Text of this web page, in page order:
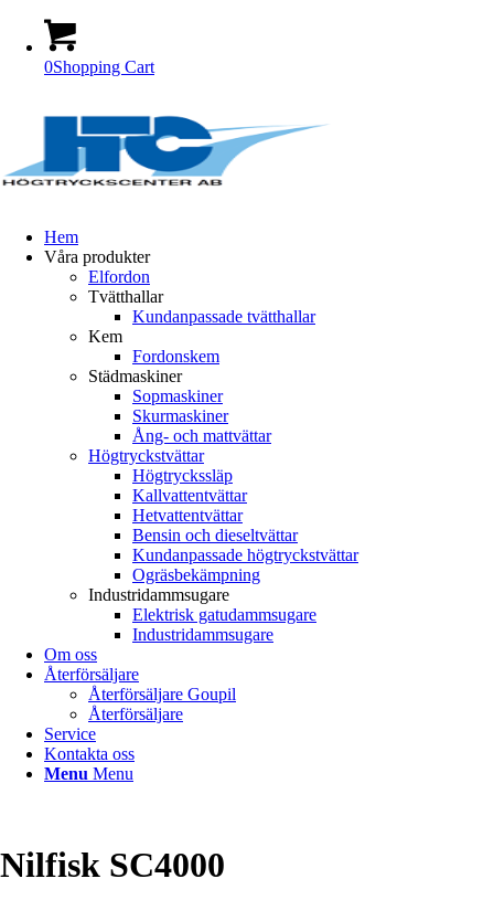
0Shopping Cart
Hem
Våra produkter
Elfordon
Tvätthallar
Kundanpassade tvätthallar
Kem
Fordonskem
Städmaskiner
Sopmaskiner
Skurmaskiner
Ång- och mattvättar
Högtryckstvättar
Högtryckssläp
Kallvattentvättar
Hetvattentvättar
Bensin och dieseltvättar
Kundanpassade högtryckstvättar
Ogräsbekämpning
Industridammsugare
Elektrisk gatudammsugare
Industridammsugare
Om oss
Återförsäljare
Återförsäljare Goupil
Återförsäljare
Service
Kontakta oss
Menu Menu
Nilfisk SC4000